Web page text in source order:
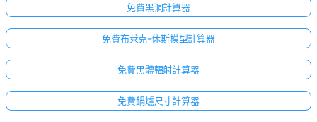
免費黑洞計算器
免費布萊克-休斯模型計算器
免費黑體輻射計算器
免費鍋爐尺寸計算器